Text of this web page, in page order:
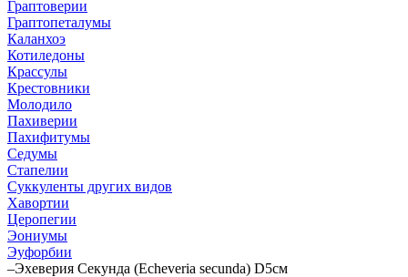
Граптоверии
Граптопеталумы
Каланхоэ
Котиледоны
Крассулы
Крестовники
Молодило
Пахиверии
Пахифитумы
Седумы
Стапелии
Суккуленты других видов
Хавортии
Церопегии
Эониумы
Эуфорбии
–Эхеверия Секунда (Echeveria secunda) D5см